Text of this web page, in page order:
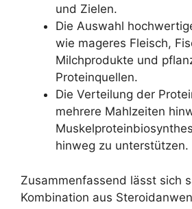
und Zielen.
Die Auswahl
wie mageres Fleisch,
Milchprodukte und
Proteinquellen.
Die Verteilung der
mehrere Mahlzeiten
hinweg zu unterstützen.
Zusammenfassend lässt sich
Kombination aus